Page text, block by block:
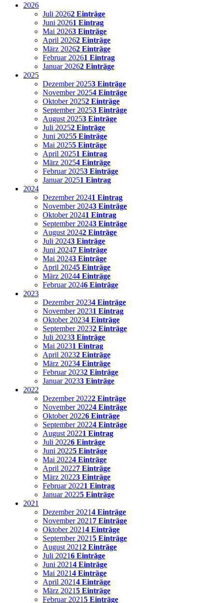
2026
Juli 20262 Einträge
Juni 20261 Eintrag
Mai 20263 Einträge
April 20262 Einträge
März 20262 Einträge
Februar 20261 Eintrag
Januar 20262 Einträge
2025
Dezember 20253 Einträge
November 20254 Einträge
Oktober 20252 Einträge
September 20253 Einträge
August 20253 Einträge
Juli 20252 Einträge
Juni 20255 Einträge
Mai 20255 Einträge
April 20251 Eintrag
März 20254 Einträge
Februar 20253 Einträge
Januar 20251 Eintrag
2024
Dezember 20241 Eintrag
November 20243 Einträge
Oktober 20241 Eintrag
September 20243 Einträge
August 20242 Einträge
Juli 20243 Einträge
Juni 20247 Einträge
Mai 20243 Einträge
April 20245 Einträge
März 20244 Einträge
Februar 20246 Einträge
2023
Dezember 20234 Einträge
November 20231 Eintrag
Oktober 20234 Einträge
September 20232 Einträge
Juli 20233 Einträge
Mai 20231 Eintrag
April 20232 Einträge
März 20234 Einträge
Februar 20232 Einträge
Januar 20233 Einträge
2022
Dezember 20222 Einträge
November 20224 Einträge
Oktober 20226 Einträge
September 20224 Einträge
August 20221 Eintrag
Juli 20226 Einträge
Juni 20225 Einträge
Mai 20224 Einträge
April 20227 Einträge
März 20223 Einträge
Februar 20221 Eintrag
Januar 20225 Einträge
2021
Dezember 20214 Einträge
November 2021 7 Einträge
Oktober 20214 Einträge
September 20215 Einträge
August 20212 Einträge
Juli 20216 Einträge
Juni 20214 Einträge
Mai 20214 Einträge
April 20214 Einträge
März 20215 Einträge
Februar 20215 Einträge